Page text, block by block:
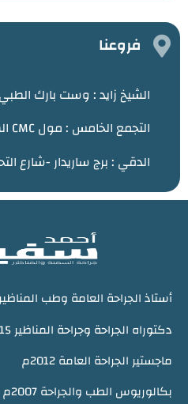
فروعنا
الشيخ زايد : وست بارك الطبي
التجمع الخامس : مول CMC الطبي عيادة 109
الدقي : برج ساريدار -شارع
أستاذ الجراحة العامة وطب المناظير
دكتوراه الجراحة وجراحة المناظير 2015م
ماجستير الجراحة العامة 2012م
بكالوريوس الطب والجراحة 2007م